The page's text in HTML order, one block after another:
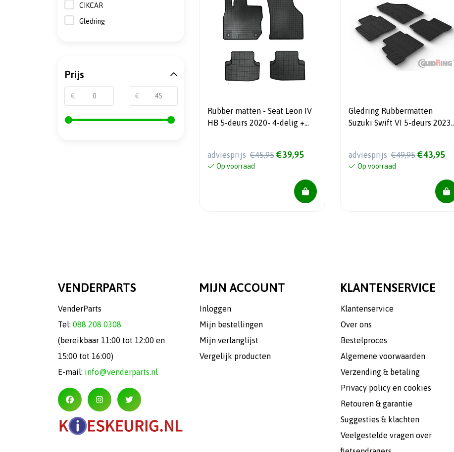
Rubber matten - Seat Leon IV
HB 5-deurs 2020- 4-delig +
adviesprijs €45,95 €39,95
Op voorraad
Gledring Rubbermatten
Suzuki Swift VI 5-deurs 2023-
adviesprijs €49,95 €43,95
Op voorraad
CIKCAR
Gledring
Prijs
€ €
VENDERPARTS
VenderParts
Tel: 088 208 0308
(bereikbaar 11:00 tot 12:00 en
15:00 tot 16:00)
E-mail: info@venderparts.nl
MIJN ACCOUNT
Inloggen
Mijn bestellingen
Mijn verlanglijst
Vergelijk producten
KLANTENSERVICE
Klantenservice
Over ons
Bestelproces
Algemene voorwaarden
Verzending & betaling
Privacy policy en cookies
Retouren & garantie
Suggesties & klachten
Veelgestelde vragen over